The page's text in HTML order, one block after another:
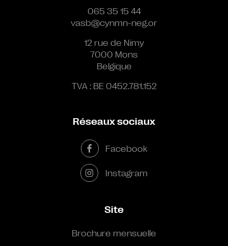
065 35 15 44
vasb@cynmn-neg.or
12 rue de Nimy
7000 Mons
Belgique
TVA : BE 0452.781.152
Réseaux sociaux
Facebook
Instagram
Site
Brochure mensuelle